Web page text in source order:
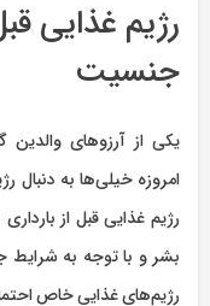
رژیم غذایی
جنسیت
یکی از آرزوهای
امروزه خیلی‌ها به دنبال
رژیم غذایی قبل از
بشر و با توجه به
رژیم‌های غذایی خاص